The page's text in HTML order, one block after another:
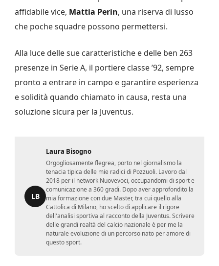
affidabile vice, Mattia Perin, una riserva di lusso
che poche squadre possono permettersi.
Alla luce delle sue caratteristiche e delle ben 263
presenze in Serie A, il portiere classe ’92, sempre
pronto a entrare in campo e garantire esperienza
e solidità quando chiamato in causa, resta una
soluzione sicura per la Juventus.
LB
Laura Bisogno
Orgogliosamente flegrea, porto nel giornalismo la
tenacia tipica delle mie radici di Pozzuoli. Lavoro dal
2018 per il network Nuovevoci, occupandomi di sport e
comunicazione a 360 gradi. Dopo aver approfondito la
mia formazione con due Master, tra cui quello alla
Cattolica di Milano, ho scelto di applicare il rigore
dell'analisi sportiva al racconto della Juventus. Scrivere
delle grandi realtà del calcio nazionale è per me la
naturale evoluzione di un percorso nato per amore di
questo sport.